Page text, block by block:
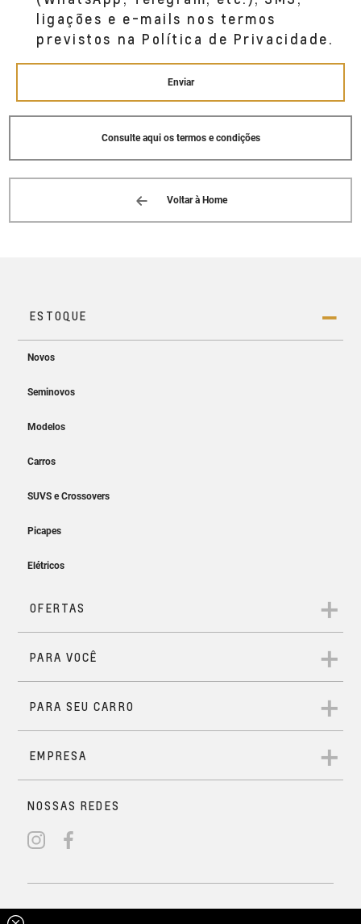
AUTOMEC (GENERAL CARNEIRO)
AV. GENERAL CARNEIRO, 1225
-970
AUTOMEC (AMPARO)
AV. BERNADINO DE CAMPOS, 700
BAIRRO RIBEIRÃO AMPARO, SP 13904-
-900
(19) 3808-8700
(19) 3468-9400
Rua Sebastião Cardoso n°800
VILA NOVA SOROCABA SOROCABA, SP
AV PRESIDENTE VARGAS, 2471
VILA HOMERO INDAIATUBA, SP 13338-
(19) 3825-5555
ligações e e-mails nos termos
previstos na Política de Privacidade.
Enviar
Consulte aqui os termos e condições
Voltar à Home